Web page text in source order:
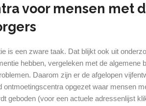
voor mensen met
is een zware taak. Dat blijkt ook uit
hebben, vergeleken met de algemene
Daarom zijn er de afgelopen
ontmoetingscentra opgezet waar mensen
geboden (voor een actuele adressenlijst